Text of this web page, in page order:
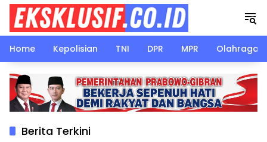
Langsung
konten
Home
Kepolisian TNI DPR MPR Olahraga
Berita Terkini